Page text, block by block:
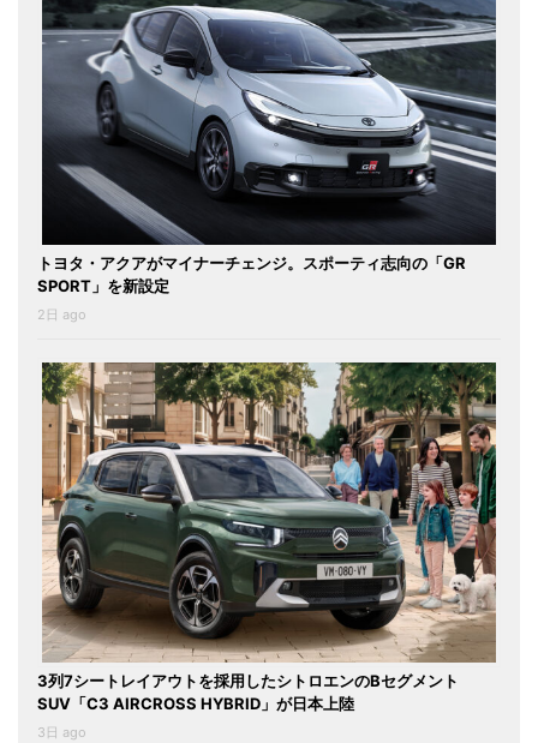
トヨタ・アクアがマイナーチェンジ。スポーティ志向の「GR
SPORT」を新設定
2日 ago
3列7シートレイアウトを採用したシトロエンのBセグメント
SUV「C3 AIRCROSS HYBRID」が日本上陸
3日 ago